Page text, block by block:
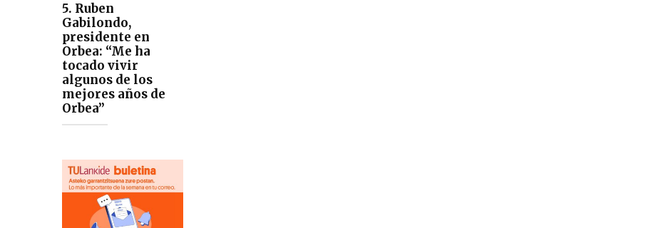
5. Ruben
Gabilondo,
presidente en
Orbea: “Me ha
tocado vivir
algunos de los
mejores años de
Orbea”